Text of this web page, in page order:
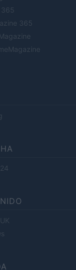
365
365